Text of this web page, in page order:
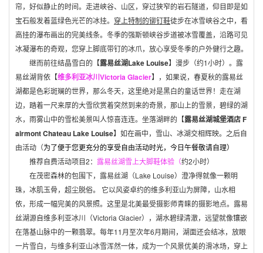
帘，好似静止的时间。走进峡谷、山区，穿过狭窄的岩石隧道，仰目即是如
宝石般发着蓝绿色光芒的冰挂。 穿上特制的铆钉鞋徒步在冰雪峡谷之中，看
高挂的瀑布画出的完美线条。冬季的强斯顿峡谷步道被冰雪覆盖，沿路可见
冰凝瀑布的奇观，您穿上脚底带钉的冰爪，放心享受冬季的户外健行之趣。
继而前往结晶雪白的【露易丝湖Lake Louise】漫步（约1小时）。露
易丝湖背依【维多利亚冰川Victoria Glacier】，如果说，春夏秋的露易丝
湖都是色彩斑斓的世界，那么冬天，这里绝对是黑白的童话世界！走在湖
边，踏着一尺来厚的大雪欣赏着突然到来的奇景，那山上的雪景，碧绿的湖
水，雨雾山中的雪松美景叫人惊喜连连。坐落湖畔的【露易丝湖城堡酒店F
airmont Chateau Lake Louise】如在画中，雪山、冰湖交相辉映。之后自
由活动（为了便于您更充分的享受自由活动时光，今日午餐敬请自理）
推荐自费活动项目2： 露易丝湖雪上大脚鞋体验（约2小时）
在茂密森林的包围下，露易丝湖（Lake Louise）澄净得就像一颗明
珠，冰肌玉骨，超尘脱俗。 它以风姿卓约的维多利亚山为屏障，山水相
依，形成一幅完美的风景照。这里是北美最受摄影师青睐的摄影地点。露易
丝湖源自维多利亚冰川（Victoria Glacier），湖水碧绿清澈，远望就像镶嵌
在落基山脉中的一颗翡翠。每年11月至次年6月期间，湖面还会结冰，放眼
一片雪白，与维多利亚山冰雪浑然一体，成为一个风景优美的滑冰场，穿上